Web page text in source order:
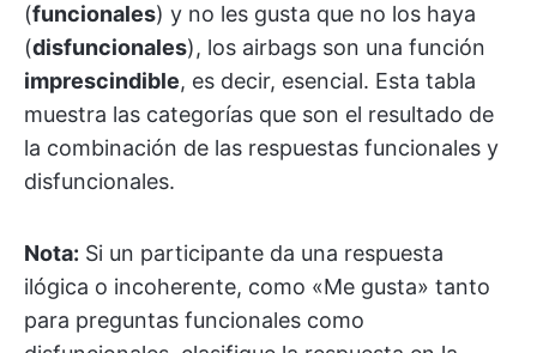
(funcionales) y no les gusta que no los haya
(disfuncionales), los airbags son una función
imprescindible, es decir, esencial. Esta tabla
muestra las categorías que son el resultado de
la combinación de las respuestas funcionales y
disfuncionales.
Nota: Si un participante da una respuesta
ilógica o incoherente, como «Me gusta» tanto
para preguntas funcionales como